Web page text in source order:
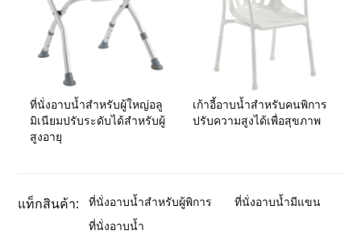
ที่นั่งอาบน้ำสำหรับผู้ใหญ่อลู
มิเนียมปรับระดับได้สำหรับผู้
สูงอายุ
เก้าอี้อาบน้ำสำหรับคนพิการ
ปรับความสูงได้เพื่อสุขภาพ
แท็กสินค้า: ที่นั่งอาบน้ำสำหรับผู้พิการ
ที่นั่งอาบน้ำมีแขน
ที่นั่งอาบน้ำ